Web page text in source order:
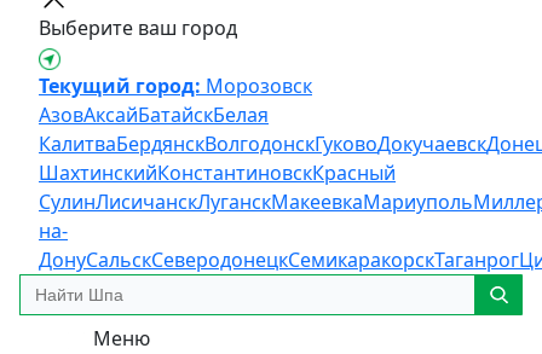
Выберите ваш город
Текущий город: Морозовск
АзовАксайБатайскБелая
КалитваБердянскВолгодонскГуковоДокучаевск
ШахтинскийКонстантиновскКрасный
СулинЛисичанскЛуганскМакеевкаМариуполь
на-
ДонуСальскСеверодонецкСемикаракорскТаганрог
Меню